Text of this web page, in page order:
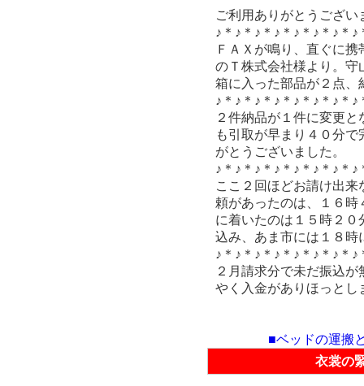
ご利用ありがとうござい
♪＊♪＊♪＊♪＊♪＊♪＊♪＊
ＦＡＸが鳴り、直ぐに
のＴ株式会社様より。守
箱に入った部品が２点、
♪＊♪＊♪＊♪＊♪＊♪＊♪＊
２件納品が１件に変更
も引取が早まり４０分
がとうございました。
♪＊♪＊♪＊♪＊♪＊♪＊♪＊
ここ２回ほどお請け出
頼があったのは、１６
に着いたのは１５時２０
込み、あま市には１８時
♪＊♪＊♪＊♪＊♪＊♪＊♪＊
２月請求分で未だ振込
やく入金がありほっとし
■ベッドの運搬
衣裳の